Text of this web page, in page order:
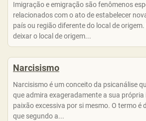
Imigração e emigração são fenômenos
relacionados com o ato de estabelecer
país ou região diferente do local de
deixar o local de origem...
Narcisismo
Narcisismo é um conceito da psicanálise
que admira exageradamente a sua própria
paixão excessiva por si mesmo. O termo é
que segundo a...